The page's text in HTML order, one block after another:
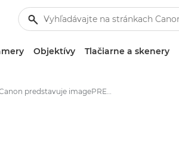
Objektívy Tlačiarne a skenery
Canon predstavuje imagePRESS C10010VP a posúva štandardy farebnej digitálnej archovej tlače - Tlačové stredisko Canon